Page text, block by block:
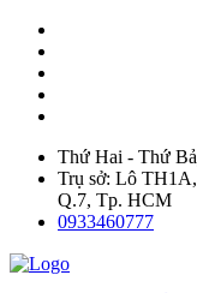
Thứ Hai - Thứ
Trụ sở: Lô
Q.7, Tp. HCM
0933460777